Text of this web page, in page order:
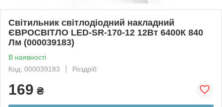
Світильник світлодіодний накладний
ЄВРОСВІТЛО LED-SR-170-12 12Вт 6400К 840
Лм (000039183)
В наявності
Код: 000039183
Роздріб
169 ₴